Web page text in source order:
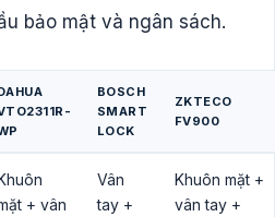
bảo mật và ngân sách.
BOSCH
SMART
LOCK
ZKTECO
FV900
+ vân
Vân
tay +
Khuôn mặt +
vân tay +